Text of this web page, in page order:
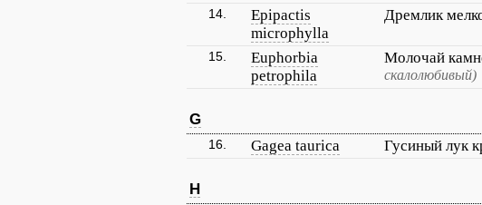
14.
Epipactis
microphylla
Дремлик
15.
Euphorbia
petrophila
Молочай
скалолюбивый)
G
16. Gagea taurica Гусиный лук
H